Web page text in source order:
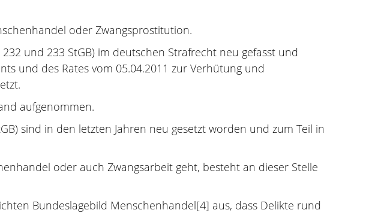
oder Zwangsprostitution.
und 233 StGB) im deutschen Strafrecht neu gefasst und
und des Rates vom 05.04.2011 zur Verhütung und
aufgenommen.
sind in den letzten Jahren neu gesetzt worden und zum Teil in
oder auch Zwangsarbeit geht, besteht an dieser Stelle
Bundeslagebild Menschenhandel[4] aus, dass Delikte rund